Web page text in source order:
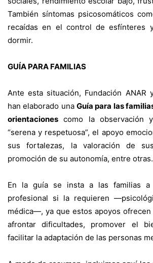
También síntomas psicosomáticos
recaídas en el control de esfínteres
dormir.
GUÍA PARA FAMILIAS
Ante esta situación, Fundación ANAR
han elaborado una Guía para las
orientaciones como la observación
“serena y respetuosa”, el apoyo
sus fortalezas, la valoración de
promoción de su autonomía, entre otras.
En la guía se insta a las familias a
profesional si la requieren
médica—, ya que estos apoyos
afrontar dificultades, promover el
facilitar la adaptación de las personas